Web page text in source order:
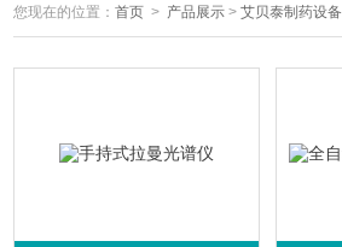
您现在的位置：首页 > 产品展示 >艾贝泰制药设备